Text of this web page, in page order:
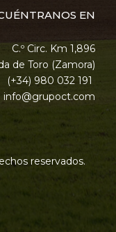
EN
C.º Circ. Km 1,896
de Toro (Zamora)
(+34) 980 032 191
info@grupoct.com
reservados.